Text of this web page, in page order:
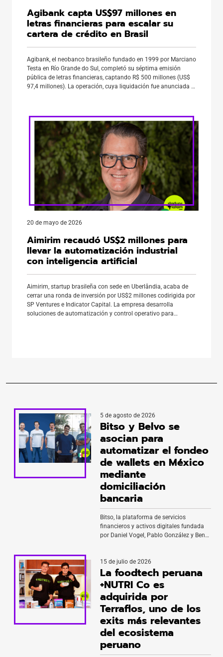
Agibank capta US$97 millones en
letras financieras para escalar su
cartera de crédito en Brasil
Agibank, el neobanco brasileño fundado en 1999 por Marciano
Testa en Río Grande do Sul, completó su séptima emisión
pública de letras financieras, captando R$ 500 millones (US$
97,4 millones). La operación, cuya liquidación fue anunciada el
20 de mayo de 2026
Aimirim recaudó US$2 millones para
llevar la automatización industrial
con inteligencia artificial
Aimirim, startup brasileña con sede en Uberlândia, acaba de
cerrar una ronda de inversión por US$2 millones codirigida por
SP Ventures e Indicator Capital. La empresa desarrolla
soluciones de automatización y control operativo para
5 de agosto de 2026
Bitso y Belvo se
asocian para
automatizar el fondeo
de wallets en México
mediante
domiciliación
bancaria
Bitso, la plataforma de servicios
financieros y activos digitales fundada
por Daniel Vogel, Pablo González y Ben
Pablo Viguera y Uri Tintoré. Gracias a
esta integración, los usuarios podrán
autorizar cargos recurrentes desde sus
cuentas bancarias para agregar fondos
a su wallet de Bitso. Así, ya no […]
15 de julio de 2026
La foodtech peruana
+NUTRI Co es
adquirida por
Terraflos, uno de los
exits más relevantes
del ecosistema
peruano